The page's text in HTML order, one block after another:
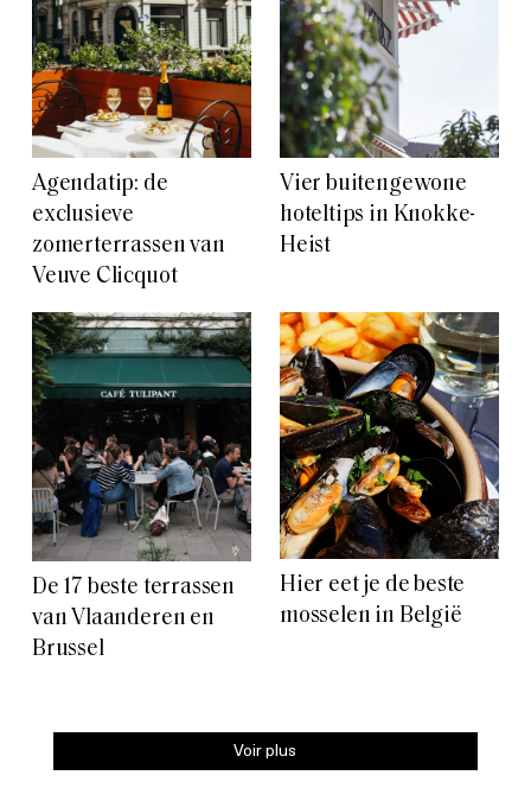
Agendatip: de
exclusieve
zomerterrassen van
Veuve Clicquot
Vier buitengewone
hoteltips in Knokke-
Heist
De 17 beste terrassen
van Vlaanderen en
Brussel
Hier eet je de beste
mosselen in België
Voir plus